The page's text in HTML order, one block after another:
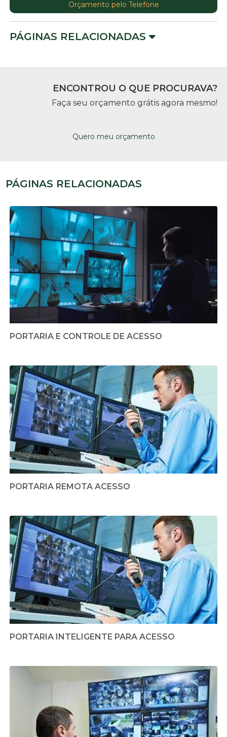
Orçamento pelo Telefone
PÁGINAS RELACIONADAS
ENCONTROU O QUE PROCURAVA?
Faça seu orçamento grátis agora mesmo!
Quero meu orçamento
PÁGINAS RELACIONADAS
PORTARIA E CONTROLE DE ACESSO
PORTARIA REMOTA ACESSO
PORTARIA INTELIGENTE PARA ACESSO